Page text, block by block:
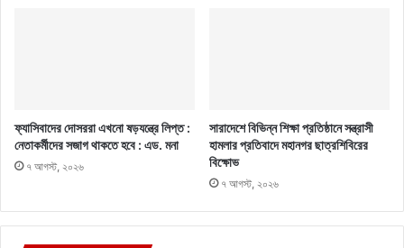
ফ্যাসিবাদের দোসররা এখনো ষড়যন্ত্রে লিপ্ত :
নেতাকর্মীদের সজাগ থাকতে হবে : এড. মনা
৭ আগস্ট, ২০২৬
সারাদেশে বিভিন্ন শিক্ষা প্রতিষ্ঠানে সন্ত্রাসী
হামলার প্রতিবাদে মহানগর ছাত্রশিবিরের
বিক্ষোভ
৭ আগস্ট, ২০২৬